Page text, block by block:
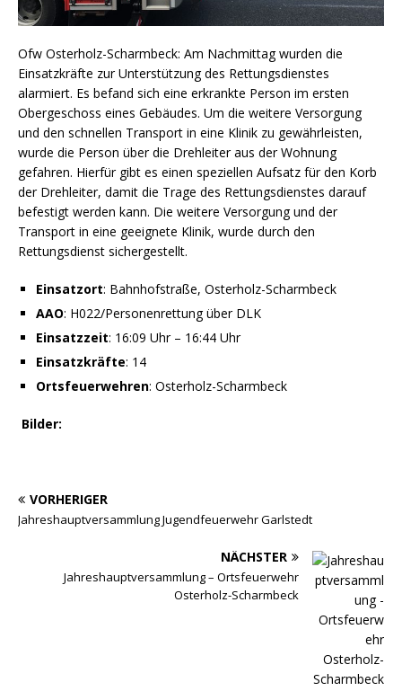
Ofw Osterholz-Scharmbeck: Am Nachmittag wurden die
Einsatzkräfte zur Unterstützung des Rettungsdienstes
alarmiert. Es befand sich eine erkrankte Person im ersten
Obergeschoss eines Gebäudes. Um die weitere Versorgung
und den schnellen Transport in eine Klinik zu gewährleisten,
wurde die Person über die Drehleiter aus der Wohnung
gefahren. Hierfür gibt es einen speziellen Aufsatz für den Korb
der Drehleiter, damit die Trage des Rettungsdienstes darauf
befestigt werden kann. Die weitere Versorgung und der
Transport in eine geeignete Klinik, wurde durch den
Rettungsdienst sichergestellt.
Einsatzort: Bahnhofstraße, Osterholz-Scharmbeck
AAO: H022/Personenrettung über DLK
Einsatzzeit: 16:09 Uhr – 16:44 Uhr
Einsatzkräfte: 14
Ortsfeuerwehren: Osterholz-Scharmbeck
Bilder:
VORHERIGER
Jahreshauptversammlung Jugendfeuerwehr Garlstedt
NÄCHSTER
Jahreshauptversammlung – Ortsfeuerwehr
Osterholz-Scharmbeck